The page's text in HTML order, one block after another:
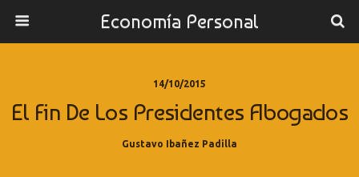
Economía Personal
14/10/2015
El Fin De Los Presidentes Abogados
Gustavo Ibañez Padilla